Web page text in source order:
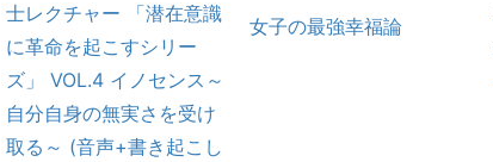
士レクチャー 「潜在意識
に革命を起こすシリー
ズ」 VOL.4 イノセンス～
自分自身の無実さを受け
取る～ (音声+書き起こし
女子の最強幸福論